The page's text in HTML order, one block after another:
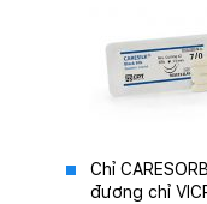
Chỉ
đương chỉ